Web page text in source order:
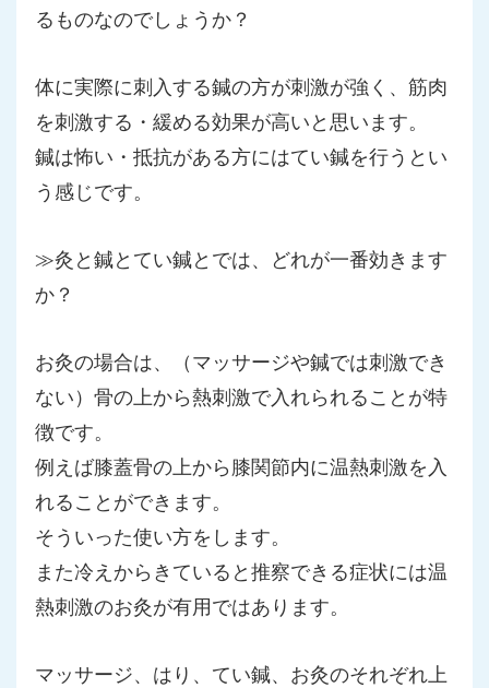
るものなのでしょうか？
体に実際に刺入する鍼の方が刺激が強く、筋肉
を刺激する・緩める効果が高いと思います。
鍼は怖い・抵抗がある方にはてい鍼を行うとい
う感じです。
≫灸と鍼とてい鍼とでは、どれが一番効きます
か？
お灸の場合は、（マッサージや鍼では刺激でき
ない）骨の上から熱刺激で入れられることが特
徴です。
例えば膝蓋骨の上から膝関節内に温熱刺激を入
れることができます。
そういった使い方をします。
また冷えからきていると推察できる症状には温
熱刺激のお灸が有用ではあります。
マッサージ、はり、てい鍼、お灸のそれぞれ上